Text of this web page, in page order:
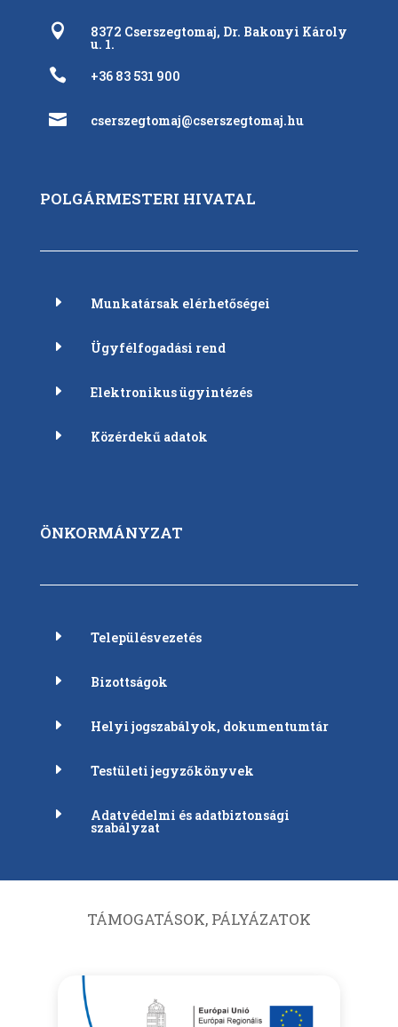
 8372 Cserszegtomaj, Dr. Bakonyi Károly
u. 1.
 +36 83 531 900
 cserszegtomaj@cserszegtomaj.hu
POLGÁRMESTERI HIVATAL
E Munkatársak elérhetőségei
E Ügyfélfogadási rend
E Elektronikus ügyintézés
E Közérdekű adatok
ÖNKORMÁNYZAT
E Településvezetés
E Bizottságok
E Helyi jogszabályok, dokumentumtár
E Testületi jegyzőkönyvek
E Adatvédelmi és adatbiztonsági
szabályzat
TÁMOGATÁSOK, PÁLYÁZATOK